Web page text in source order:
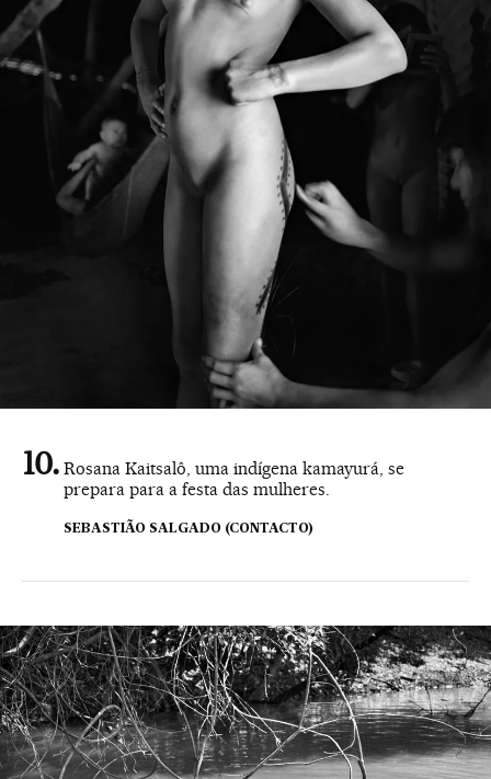
Rosana Kaitsalô, uma indígena kamayurá, se
prepara para a festa das mulheres.
SEBASTIÃO SALGADO (CONTACTO)